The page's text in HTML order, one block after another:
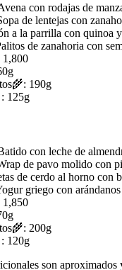
con rodajas de
de lentejas con
a la parrilla con quinoa
de zanahoria con
1,800
🌾: 190g
125g
con leche de
de pavo molido con
de cerdo al horno con
griego con arándanos
1,850
🌾: 200g
120g
son aproximados